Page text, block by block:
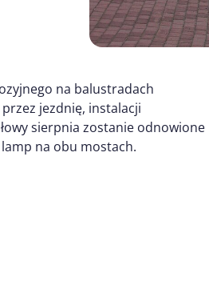
na balustradach
jezdnię, instalacji
sierpnia zostanie odnowione
na obu mostach.